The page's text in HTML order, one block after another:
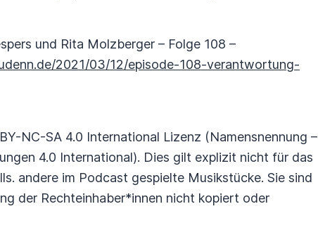
und Rita Molzberger – Folge 108 –
2021/03/12/episode-108-verantwortung-
NC-SA 4.0 International Lizenz (Namensnennung –
4.0 International). Dies gilt explizit nicht für das
andere im Podcast gespielte Musikstücke. Sie sind
der Rechteinhaber*innen nicht kopiert oder